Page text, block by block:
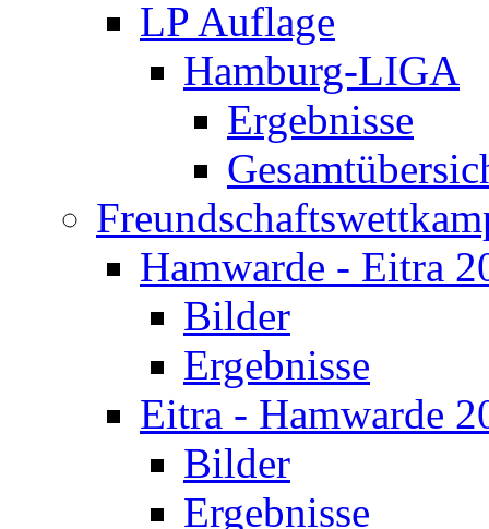
LP Auflage
Hamburg-LIGA
Ergebnisse
Hamwarde - Eitra
Bilder
Ergebnisse
Eitra - Hamwarde
Bilder
Ergebnisse